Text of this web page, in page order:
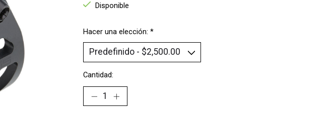
Disponible
Hacer una elección: *
Cantidad: